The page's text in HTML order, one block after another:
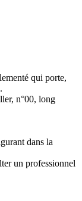
qui porte,
n°00, long
dans la
un professionnel